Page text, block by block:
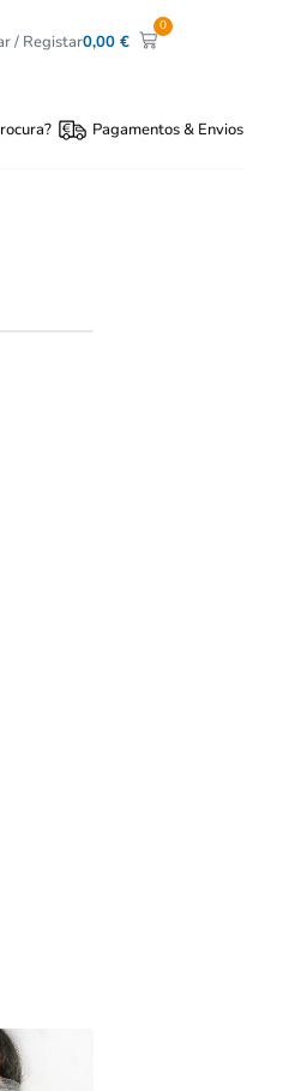
/ Registar0,00€
0
Pagamentos & Envios